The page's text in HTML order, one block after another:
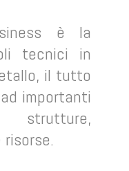
è la
tecnici in
il tutto
importanti